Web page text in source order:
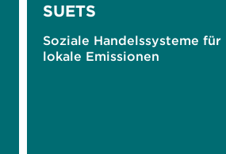
SUETS
Soziale Handelssysteme für
lokale Emissionen